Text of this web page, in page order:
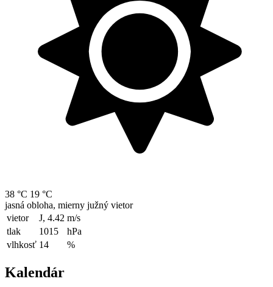
38 °C 19 °C
jasná obloha, mierny južný vietor
vietor
J, 4.42 m/s
tlak
1015
hPa
vlhkosť 14 %
Kalendár